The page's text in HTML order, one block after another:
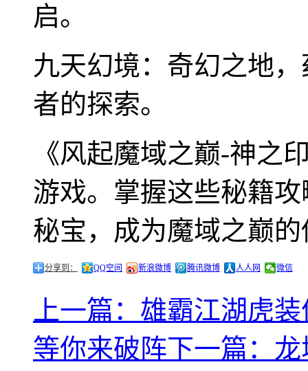
启。
九天幻境：奇幻之地
者的探索。
《风起魔域之巅-神之
游戏。掌握这些秘籍
秘宝，成为魔域之巅
分享到： QQ空间 新浪微博 腾讯微博 人人网 微信
上一篇：雄霸江湖虎
等你来破阵下一篇：